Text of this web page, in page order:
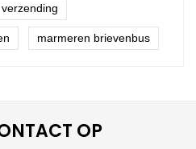
marmeren brievenbus
OP